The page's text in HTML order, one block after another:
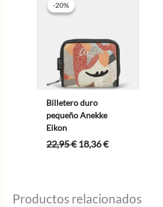
-20%
-20%
Billetero duro
pequeño Anekke
Eikon
22,95€El
18,36€El
Productos relacionados